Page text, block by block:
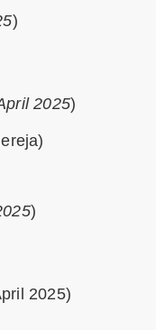
)
2025)
)
2025)